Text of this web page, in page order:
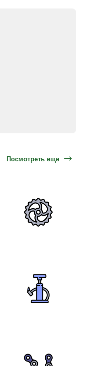
Посмотреть еще